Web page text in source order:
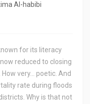
Al-habibi
for its literacy
reduced to closing
very... poetic. And
rate during floods
Why is that not